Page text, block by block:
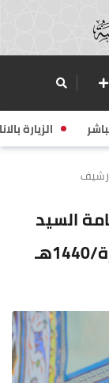
الزيارة
السيد
احمد الصافي في 2/جمادي الآخرة/1440هـ